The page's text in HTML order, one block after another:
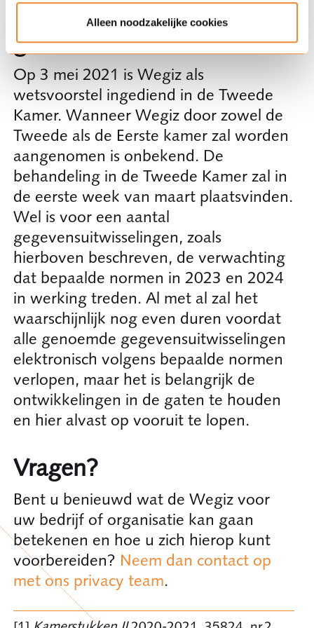
Alleen noodzakelijke cookies
Wanneer gaat Wegiz
gelden?
Op 3 mei 2021 is Wegiz als
wetsvoorstel ingediend in de Tweede
Kamer. Wanneer Wegiz door zowel de
Tweede als de Eerste kamer zal worden
aangenomen is onbekend. De
behandeling in de Tweede Kamer zal in
de eerste week van maart plaatsvinden.
Wel is voor een aantal
gegevensuitwisselingen, zoals
hierboven beschreven, de verwachting
dat bepaalde normen in 2023 en 2024
in werking treden. Al met al zal het
waarschijnlijk nog even duren voordat
alle genoemde gegevensuitwisselingen
elektronisch volgens bepaalde normen
verlopen, maar het is belangrijk de
ontwikkelingen in de gaten te houden
en hier alvast op vooruit te lopen.
Vragen?
Bent u benieuwd wat de Wegiz voor
uw bedrijf of organisatie kan gaan
betekenen en hoe u zich hierop kunt
voorbereiden? Neem dan contact op
met ons privacy team.